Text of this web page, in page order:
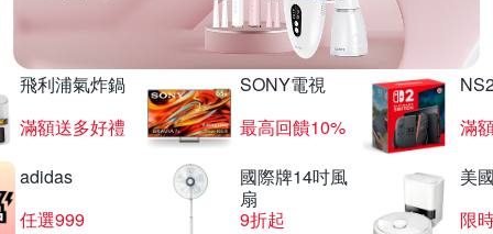
飛利浦氣炸鍋
滿額送多好禮
SONY電視
最高回饋10%
滿
adidas
任選999
國際牌14吋風
扇
9折起
美
限